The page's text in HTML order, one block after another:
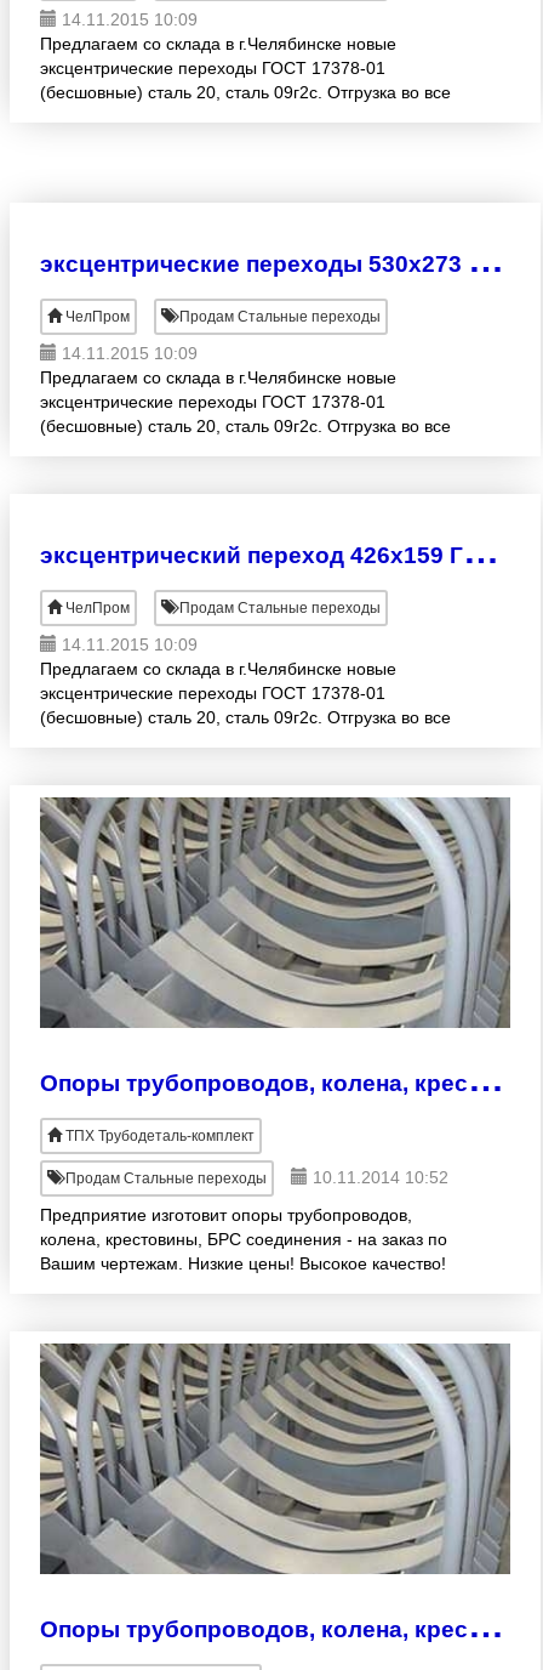
14.11.2015 10:09
Предлагаем со склада в г.Челябинске новые
эксцентрические переходы ГОСТ 17378-01
(бесшовные) сталь 20, сталь 09г2с. Отгрузка во все
э
ксцентрические переходы 530х273 ГОСТ 17378-01
ЧелПром Продам Стальные переходы
14.11.2015 10:09
Предлагаем со склада в г.Челябинске новые
эксцентрические переходы ГОСТ 17378-01
(бесшовные) сталь 20, сталь 09г2с. Отгрузка во все
э
ксцентрический переход 426х159 ГОСТ 17378-01
ЧелПром Продам Стальные переходы
14.11.2015 10:09
Предлагаем со склада в г.Челябинске новые
эксцентрические переходы ГОСТ 17378-01
(бесшовные) сталь 20, сталь 09г2с. Отгрузка во все
О
поры трубопроводов, колена, крестовины, БРС соединения. Изготовление
ТПХ Трубодеталь-комплект
Продам Стальные переходы
10.11.2014 10:52
Предприятие изготовит опоры трубопроводов,
колена, крестовины, БРС соединения - на заказ по
Вашим чертежам. Низкие цены! Высокое качество!
О
поры трубопроводов, колена, крестовины, БРС. Изготовление